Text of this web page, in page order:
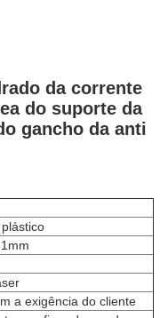
da corrente
do suporte da
gancho da anti
a exigência do cliente